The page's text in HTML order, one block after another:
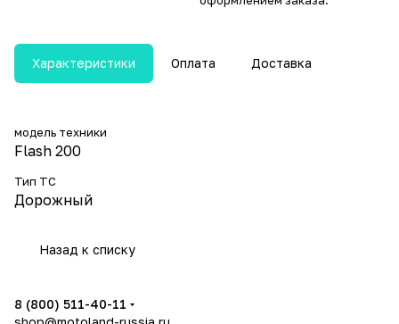
Характеристики Оплата Доставка
модель техники
Flash 200
Тип ТС
Дорожный
Назад к списку
8 (800) 511-40-11